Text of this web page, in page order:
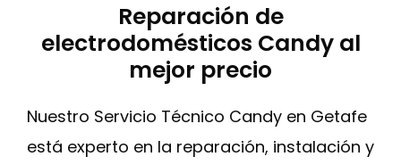
Reparación de
electrodomésticos Candy al
mejor precio
Nuestro Servicio Técnico Candy en Getafe
está experto en la reparación, instalación y